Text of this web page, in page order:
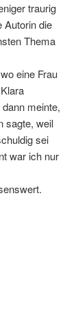
traurig
Autorin die
Thema
eine Frau
meinte,
sagte, weil
sei
war ich nur